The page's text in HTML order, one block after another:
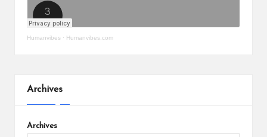
Humanvibes · Humanvibes.com
Archives
Archives